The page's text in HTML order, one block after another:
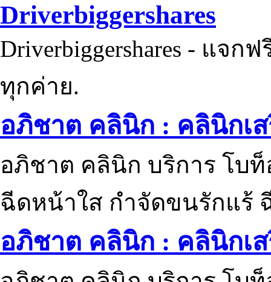
Driverbiggershares
Driverbiggershares - แจก
ทุกค่าย.
อภิชาต คลินิก : คลินิกเ
อภิชาต คลินิก บริการ โบ
ฉีดหน้าใส กำจัดขนรักแร้
อภิชาต คลินิก : คลินิกเ